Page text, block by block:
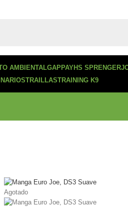
AMBIENTALGAPPAYHS SPRENGER
TRAILLASTRAINING K9
Agotado